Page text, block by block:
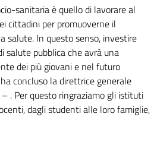
sanitaria è quello di lavorare al
cittadini per promuoverne il
salute. In questo senso, investire
salute pubblica che avrà una
dei più giovani e nel futuro
concluso la direttrice generale
– . Per questo ringraziamo gli istituti
dagli studenti alle loro famiglie,